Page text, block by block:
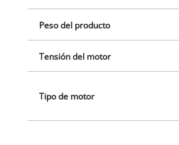
Peso del producto
Tensión del motor
Tipo de motor